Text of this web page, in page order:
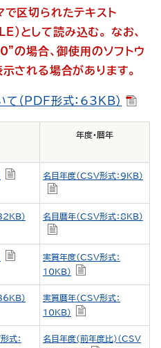
で区切られたテキスト
として読み込む。 なお、
場合、御使用のソフトウ
される場合があります。
（PDF形式：63KB）
年度・暦年
名目年度（CSV形式：9KB）
） 名目暦年（CSV形式：8KB）
実質年度（CSV形式：
10KB）
）
実質暦年（CSV形式：
10KB）
式：
名目年度(前年度比)（CSV